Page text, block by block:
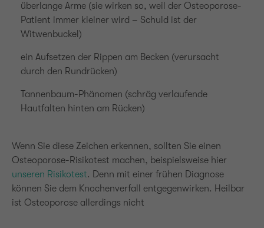
überlange Arme (sie wirken so, weil der Osteoporose-
Patient immer kleiner wird – Schuld ist der
Witwenbuckel)
ein Aufsetzen der Rippen am Becken (verursacht
durch den Rundrücken)
Tannenbaum-Phänomen (schräg verlaufende
Hautfalten hinten am Rücken)
Wenn Sie diese Zeichen erkennen, sollten Sie einen
Osteoporose-Risikotest machen, beispielsweise hier
unseren Risikotest. Denn mit einer frühen Diagnose
können Sie dem Knochenverfall entgegenwirken. Heilbar
ist Osteoporose allerdings nicht